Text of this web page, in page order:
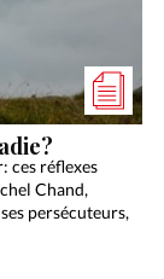
ces réflexes
Chand,
persécuteurs,